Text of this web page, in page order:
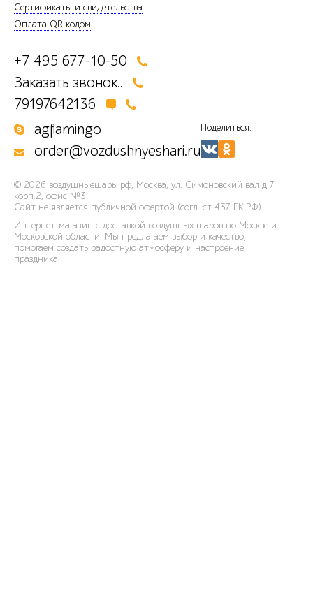
Сертификаты и свидетельства
Оплата QR кодом
+7 495 677-10-50
Заказать звонок..
79197642136
agflamingo
order@vozdushnyeshari.ru
Поделиться:
© 2026 воздушныешары.рф, Москва, ул. Симоновский вал д.7
корп.2, офис №3
Сайт не является публичной офертой (согл. ст 437 ГК РФ).
Интернет-магазин с доставкой воздушных шаров по Москве и
Московской области. Мы предлагаем выбор и качество,
помогаем создать радостную атмосферу и настроение
праздника!